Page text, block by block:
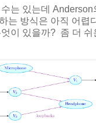
는 있는데 Anderson
는 방식은 아직 어렵
이 있을까? 좀 더 쉬